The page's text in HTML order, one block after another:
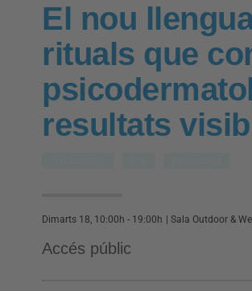
El nou
rituals que
resultats
Dimarts 18, 10:00h - 19:00h Sala Outdoor &
Accés públic